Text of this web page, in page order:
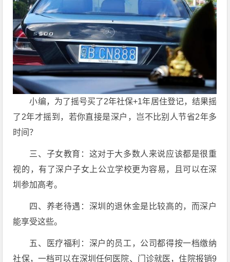
小编，为了摇号买了2年社保+1年居住登记，结果摇
了2年才摇到，若你直接是深户，岂不比别人节省2年多
时间？
三、子女教育：这对于大多数人来说应该都是很重
视的，有了深户子女上公立学校更为容易，且可以在深
圳参加高考。
四、养老待遇：深圳的退休金是比较高的，而深户
能享受这些。
五、医疗福利：深户的员工，公司都得按一档缴纳
社保，一档可以在深圳任何医院、门诊就医，住院报销9